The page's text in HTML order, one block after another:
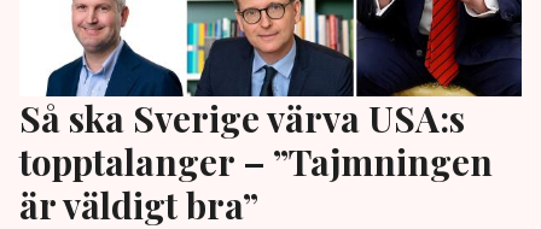
Så ska Sverige värva USA:s
topptalanger – ”Tajmningen
är väldigt bra”